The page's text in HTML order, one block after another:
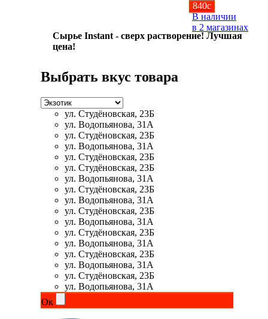
Глютамин
Гейнеры
Аксессуары
НАЗАД
Ремни и перчатки
Шейкеры и бутылки
Подарочные сертификаты
Фитнес резинки
840c
В наличии
в 2 магазинах
Сырье Instant - сверх растворение! Лучшая
цена!
Выбрать вкус товара
ул. Студёновская, 23Б
ул. Водопьянова, 31А
ул. Студёновская, 23Б
ул. Водопьянова, 31А
ул. Студёновская, 23Б
ул. Студёновская, 23Б
ул. Водопьянова, 31А
ул. Студёновская, 23Б
ул. Водопьянова, 31А
ул. Студёновская, 23Б
ул. Водопьянова, 31А
ул. Студёновская, 23Б
ул. Водопьянова, 31А
ул. Студёновская, 23Б
ул. Водопьянова, 31А
ул. Студёновская, 23Б
ул. Водопьянова, 31А
Ок